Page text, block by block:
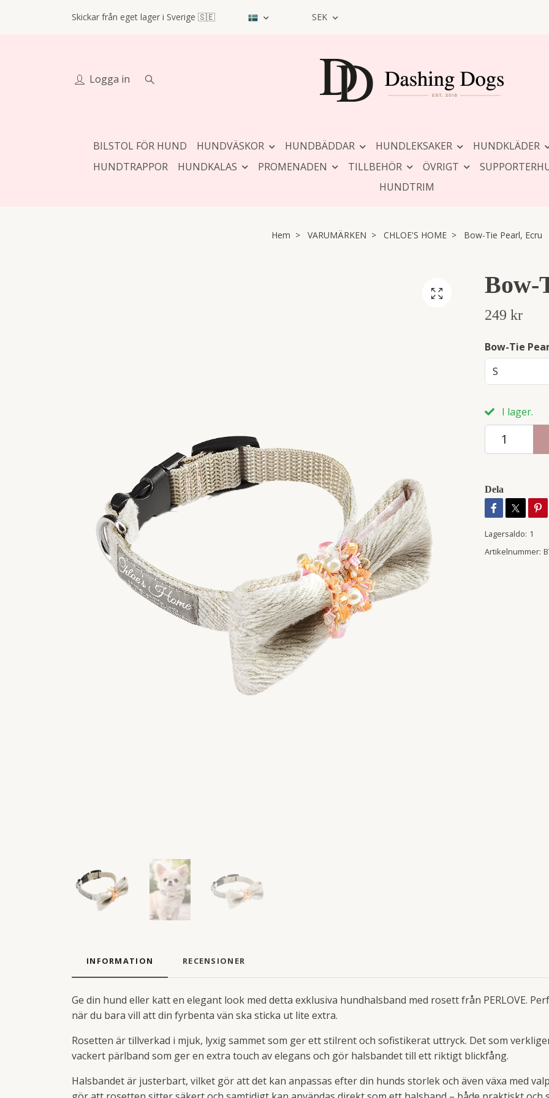
Skickar från eget lager i Sverige 🇸🇪 SEK
Logga in
BILSTOL FÖR HUND HUNDVÄSKOR HUNDBÄDDAR HUNDLEKSAKER HUNDKLÄDER
HUNDTRAPPOR
HUNDKALAS PROMENADEN TILLBEHÖR ÖVRIGT
HUNDTRIM
Hem VARUMÄRKEN CHLOE'S HOME Bow-Tie Pearl, Ecru
Bow-
249 kr
Bow-Tie
S
I lager.
Dela
Lagersaldo: 1
Artikelnummer:
INFORMATION RECENSIONER
Ge din hund eller katt en elegant look med detta exklusiva hundhalsband med rosett från PERLOVE.
när du bara vill att din fyrbenta vän ska sticka ut lite extra.
Rosetten är tillverkad i mjuk, lyxig sammet som ger ett stilrent och sofistikerat uttryck. Det som
vackert pärlband som ger en extra touch av elegans och gör halsbandet till ett riktigt blickfång.
Halsbandet är justerbart, vilket gör att det kan anpassas efter din hunds storlek och även växa med